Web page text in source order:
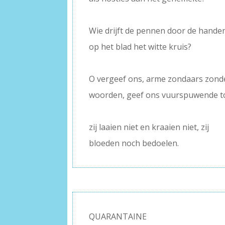
Wie drijft de pennen door de
op het blad het witte kruis?
O vergeef ons, arme zondaars
woorden, geef ons vuurspuwende
zij laaien niet en kraaien niet, zij
bloeden noch bedoelen.
QUARANTAINE